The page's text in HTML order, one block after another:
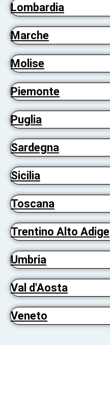
Lombardia
Marche
Molise
Piemonte
Puglia
Sardegna
Sicilia
Toscana
Trentino Alto Adige
Umbria
Val d'Aosta
Veneto